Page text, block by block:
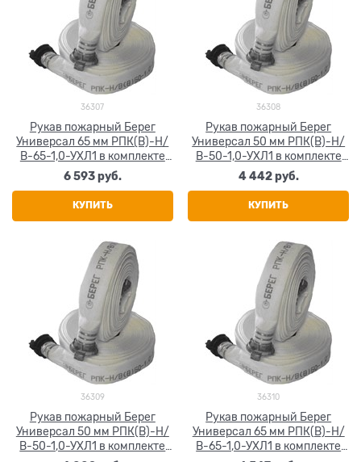
36307
Рукав пожарный Берег
Универсал 65 мм РПК(В)-Н/
В-65-1,0-УХЛ1 в комплекте
головки ГР-65А 20+-1 м
6 593 руб.
КУПИТЬ
36308
Рукав пожарный Берег
Универсал 50 мм РПК(В)-Н/
В-50-1,0-УХЛ1 в комплекте
головка и ствол ГР-50А и
РС-50,01А 20+-1 м
4 442 руб.
КУПИТЬ
36309
Рукав пожарный Берег
Универсал 50 мм РПК(В)-Н/
В-50-1,0-УХЛ1 в комплекте
36310
Рукав пожарный Берег
Универсал 65 мм РПК(В)-Н/
В-65-1,0-УХЛ1 в комплекте